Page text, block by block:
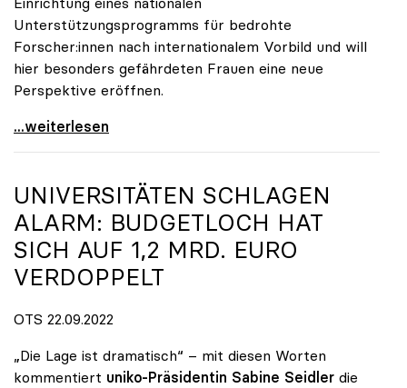
Unterstützungsprogramms für bedrohte
Forscher:innen nach internationalem Vorbild und will
hier besonders gefährdeten Frauen eine neue
Perspektive eröffnen.
Proteste im Iran: uniko fordert nationales
...weiterlesen
UNIVERSITÄTEN SCHLAGEN
ALARM: BUDGETLOCH HAT
SICH AUF 1,2 MRD. EURO
VERDOPPELT
OTS 22.09.2022
„Die Lage ist dramatisch“ – mit diesen Worten
kommentiert uniko-Präsidentin Sabine Seidler die